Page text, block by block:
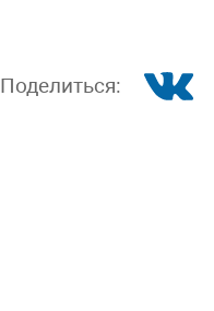
Поделиться: